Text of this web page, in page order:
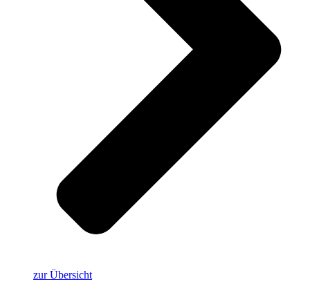
zur Übersicht